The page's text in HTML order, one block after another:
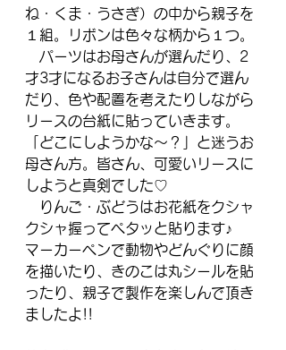
ね・くま・うさぎ）の中から親子を
１組。リボンは色々な柄から１つ。
パーツはお母さんが選んだり、2
才3才になるお子さんは自分で選ん
だり、色や配置を考えたりしながら
リースの台紙に貼っていきます。
「どこにしようかな～？」と迷うお
母さん方。皆さん、可愛いリースに
しようと真剣でした♡
りんご・ぶどうはお花紙をクシャ
クシャ握ってペタッと貼ります♪
マーカーペンで動物やどんぐりに顔
を描いたり、きのこは丸シールを貼
ったり、親子で製作を楽しんで頂き
ましたよ!!